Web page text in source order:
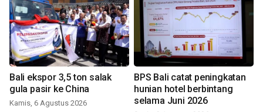
Bali ekspor 3,5 ton salak
gula pasir ke China
Kamis, 6 Agustus 2026
BPS Bali catat peningkatan
hunian hotel berbintang
selama Juni 2026